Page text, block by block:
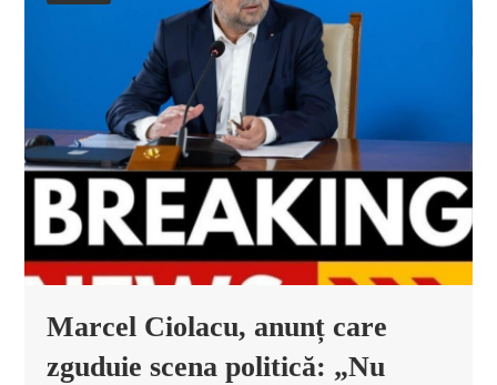
Marcel Ciolacu, anunț care
zguduie scena politică: „Nu